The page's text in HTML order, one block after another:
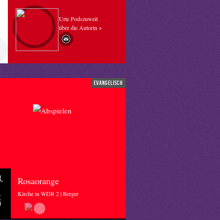
Urte Podszuweit
über die Autorin >
evangelisch
Rosaorange
Kirche in WDR 2 | Berger